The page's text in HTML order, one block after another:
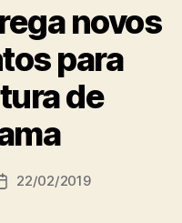
novos
para
de
22/02/2019